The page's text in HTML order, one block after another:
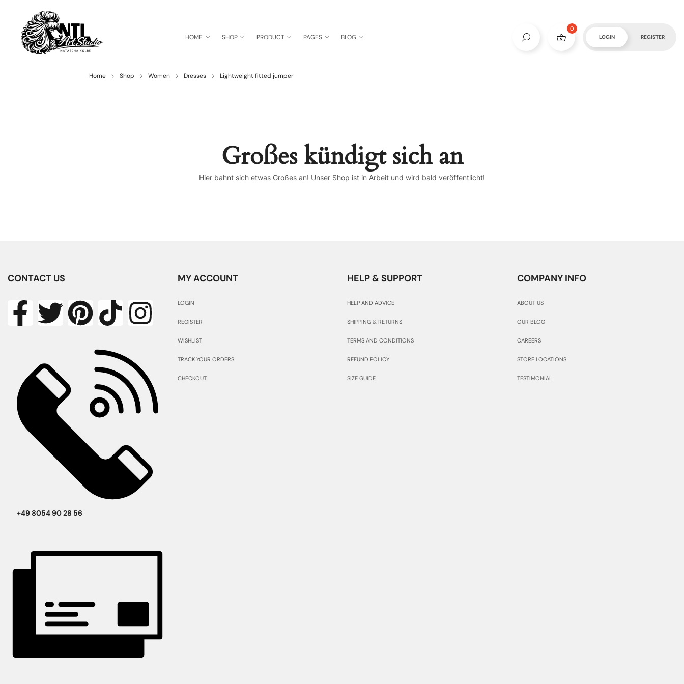
HOME SHOP PRODUCT PAGES BLOG
0
LOGIN REGISTER
Home Shop Women Dresses Lightweight fitted jumper
Großes kündigt sich an
Hier bahnt sich etwas Großes an! Unser Shop ist in Arbeit und wird bald veröffentlicht!
CONTACT US
+49 8054 90 28 56
MY ACCOUNT
LOGIN
REGISTER
WISHLIST
TRACK YOUR ORDERS
CHECKOUT
HELP & SUPPORT
HELP AND ADVICE
SHIPPING & RETURNS
TERMS AND CONDITIONS
REFUND POLICY
SIZE GUIDE
COMPANY INFO
ABOUT US
OUR BLOG
CAREERS
STORE LOCATIONS
TESTIMONIAL